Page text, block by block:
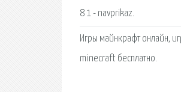
8 1 - navprikaz.
Игры майнкрафт онлайн,
minecraft бесплатно.